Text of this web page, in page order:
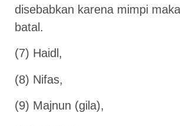
disebabkan karena mimpi
batal.
(7) Haidl,
(8) Nifas,
(9) Majnun (gila),